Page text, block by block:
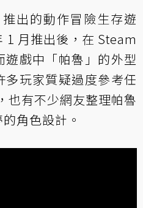
出的動作冒險生存遊
1 月推出後，在 Steam
戲中「帕魯」的外型
玩家質疑過度參考任
也有不少網友整理帕魯
角色設計。